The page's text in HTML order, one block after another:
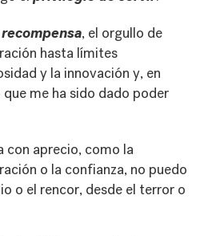
recompensa, el orgullo de
hasta límites
y la innovación y, en
me ha sido dado poder
con aprecio, como la
o la confianza, no puedo
o el rencor, desde el terror o